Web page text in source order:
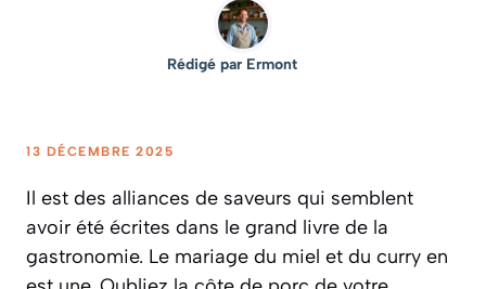
Rédigé par Ermont
13 DÉCEMBRE 2025
Il est des alliances de saveurs qui semblent
avoir été écrites dans le grand livre de la
gastronomie. Le mariage du miel et du curry en